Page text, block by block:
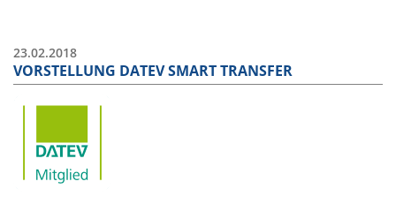
23.02.2018
VORSTELLUNG DATEV SMART TRANSFER